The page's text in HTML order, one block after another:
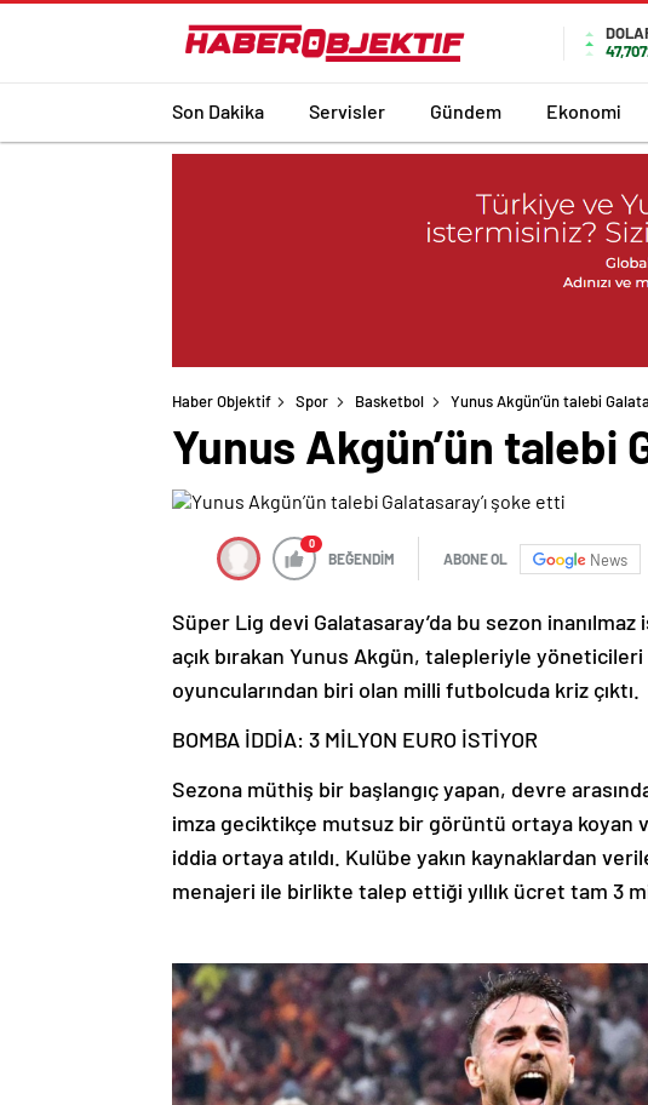
Son Dakika Servisler Gündem Ekonomi
Haber Objektif Spor Basketbol Yunus Akgün’ün talebi
Yunus Akgün’ün talebi
0
BEĞENDİM ABONE OL News
Süper Lig devi Galatasaray’da bu sezon
açık bırakan Yunus Akgün, talepleriyle
oyuncularından biri olan milli futbolcuda kriz çıktı.
BOMBA İDDİA: 3 MİLYON EURO İSTİYOR
Sezona müthiş bir başlangıç yapan, devre
imza geciktikçe mutsuz bir görüntü ortaya koyan
iddia ortaya atıldı. Kulübe yakın kaynaklardan
menajeri ile birlikte talep ettiği yıllık ücret tam 3